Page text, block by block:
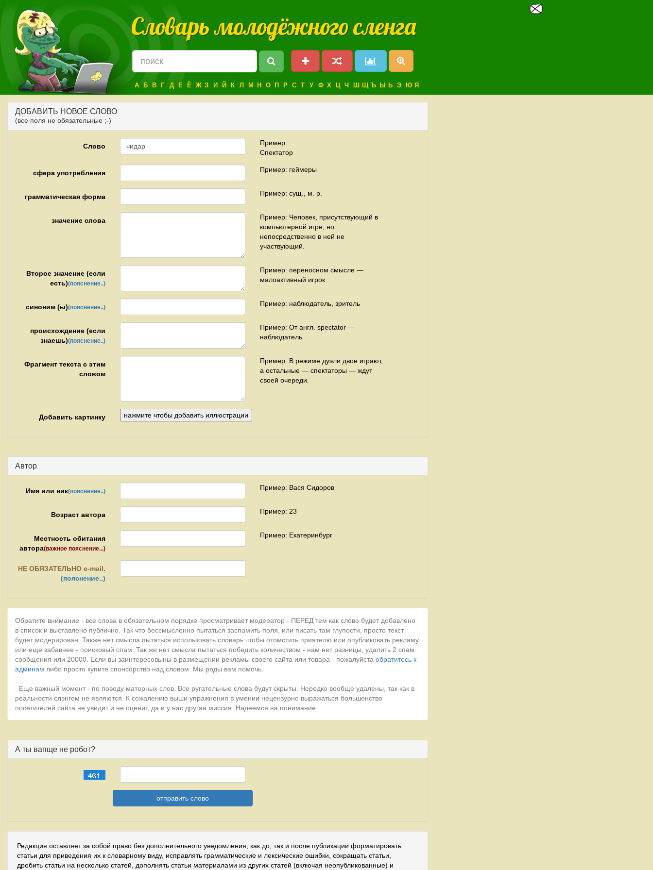
Словарь молодёжного сленга
А Б В Г Д Е Ё Ж З И Й К Л М Н О П Р С Т У Ф Х Ц Ч Ш Щ Ъ Ы Ь Э Ю Я
ДОБАВИТЬ НОВОЕ СЛОВО
(все поля не обязательные ;-)
Слово
Пример:
Спектатор
сфера употребления Пример: геймеры
грамматическая форма Пример: сущ., м. р.
значение слова
Пример: Человек, присутствующий в
компьютерной игре, но
непосредственно в ней не
участвующий.
Второе значение (если
есть)(пояснение..)
Пример: переносном смысле —
малоактивный игрок
синоним (ы)(пояснение..) Пример: наблюдатель, зритель
происхождение (если
знаешь)(пояснение..)
Пример: От англ. spectator —
наблюдатель
Фрагмент текста с этим
словом
Пример: В режиме дуэли двое играют,
а остальные — спектаторы — ждут
своей очереди.
Добавить картинку
Автор
Имя или ник(пояснение..) Пример: Вася Сидоров
Возраст автора Пример: 23
Местность обитания
автора(важное пояснение...)
Пример: Екатеринбург
НЕ ОБЯЗАТЕЛЬНО e-mail.
(пояснение..)
Обратите внимание - все слова в обязательном порядке просматривает модератор - ПЕРЕД тем как слово будет добавлено
в список и выставлено публично. Так что бессмысленно пытаться заспамить поля, или писать там глупости, просто текст
будет модерирован. Также нет смысла пытаться использовать словарь чтобы отомстить приятелю или опубликовать рекламу
или еще забавнее - поисковый спам. Так же нет смысла пытаться победить количеством - нам нет разницы, удалить 2 спам
сообщения или 20000. Если вы заинтересовыны в размещении рекламы своего сайта или товара - пожалуйста обратитесь к
админам либо просто купите спонсорство над словом. Мы рады вам помочь.
Еще важный момент - по поводу матерных слов. Все ругательные слова будут скрыты. Нередко вообще удалены, так как в
реальности слэнгом не являются. К сожалению выши упражнения в умении нецензурно выражаться большенство
посетителей сайта не увидит и не оценит, да и у нас другая миссия. Надеемся на понимание.
А ты вапще не робот?
Редакция оставляет за собой право без дополнительного уведомления, как до, так и после публикации форматировать
статьи для приведения их к словарному виду, исправлять грамматические и лексические ошибки, сокращать статьи,
дробить статьи на несколько статей, дополнять статьи материалами из других статей (включая неопубликованные) и